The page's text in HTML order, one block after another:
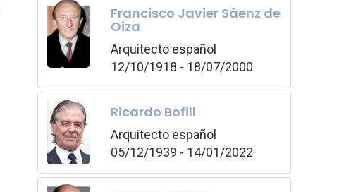
Francisco Javier Sáenz de
Oiza
Arquitecto español
12/10/1918 - 18/07/2000
Ricardo Bofill
Arquitecto español
05/12/1939 - 14/01/2022